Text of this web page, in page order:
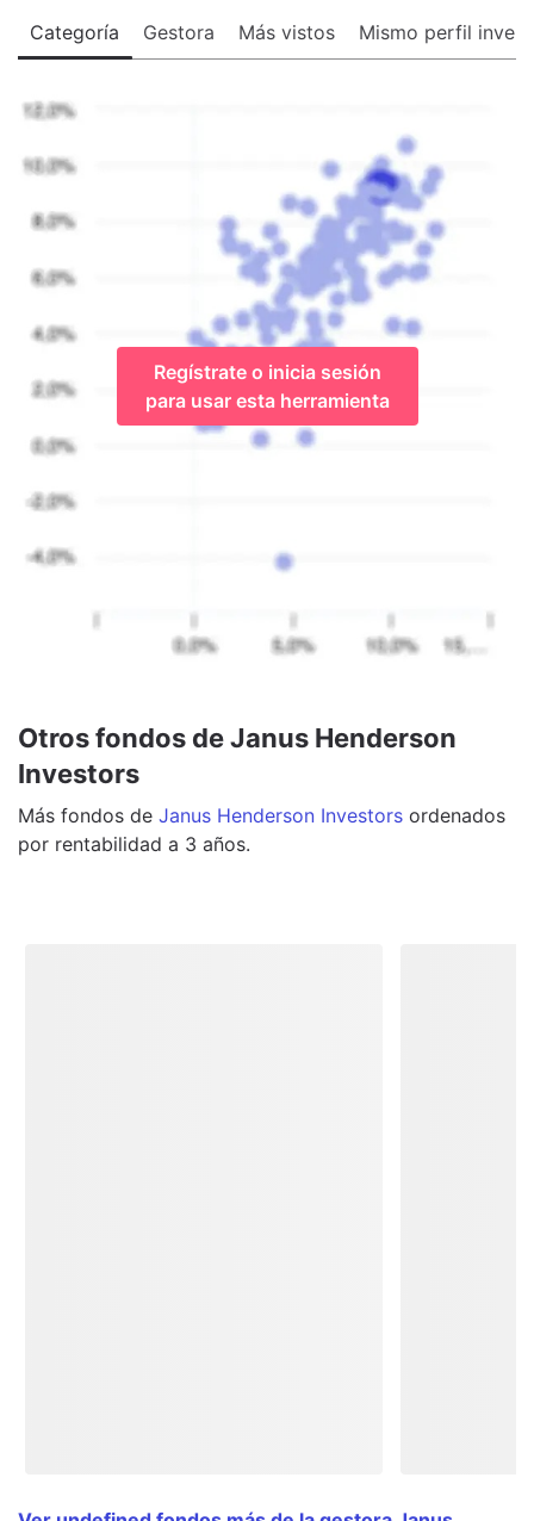
Categoría Gestora Más vistos Mismo perfil
Regístrate o inicia sesión
para usar esta herramienta
Otros fondos de Janus Henderson
Investors
Más fondos de Janus Henderson Investors ordenados
por rentabilidad a 3 años.